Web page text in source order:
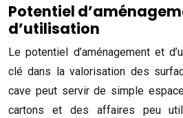
Potentiel
d’utilisation
Le potentiel d’aménagement et
clé dans la valorisation des
cave peut servir de simple
cartons et des affaires peu